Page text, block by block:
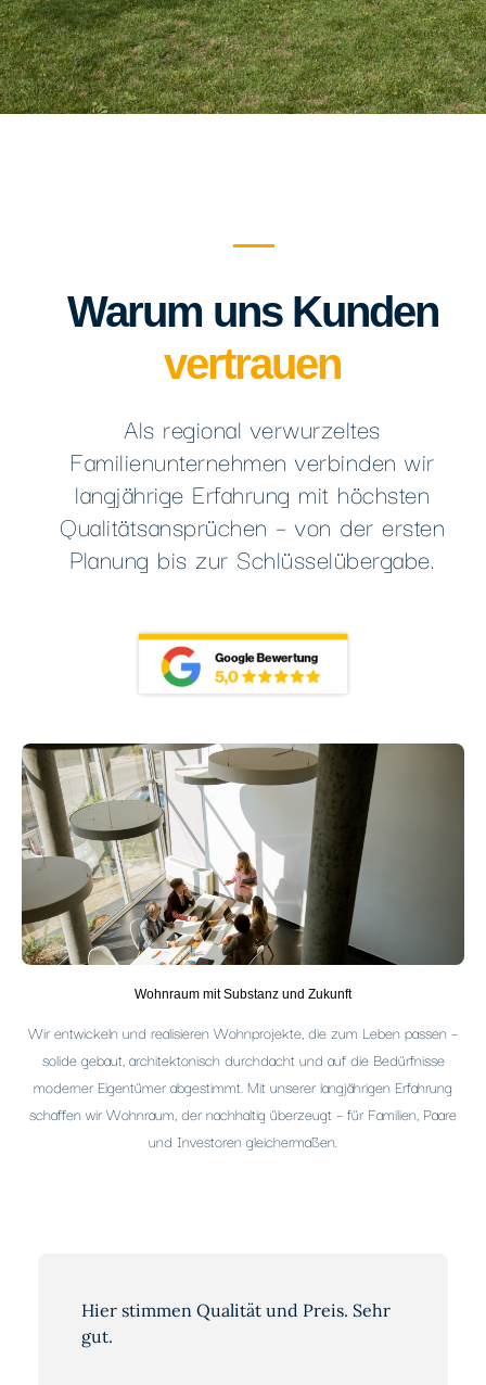
Warum uns Kunden
vertrauen
Als regional verwurzeltes
Familienunternehmen verbinden wir
langjährige Erfahrung mit höchsten
Qualitätsansprüchen – von der ersten
Planung bis zur Schlüsselübergabe.
Wohnraum mit Substanz und Zukunft
Wir entwickeln und realisieren Wohnprojekte, die zum Leben passen –
solide gebaut, architektonisch durchdacht und auf die Bedürfnisse
moderner Eigentümer abgestimmt. Mit unserer langjährigen Erfahrung
schaffen wir Wohnraum, der nachhaltig überzeugt – für Familien, Paare
und Investoren gleichermaßen.
Ich habe vor 5 Jahren eine Wohnung
bei der Fa. Baumbach gekauft und